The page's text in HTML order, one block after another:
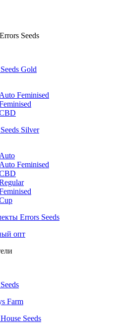
Seeds
Gold
Auto Feminised
Silver
Auto
Auto Feminised
Errors Seeds
опт
Farm
Seeds